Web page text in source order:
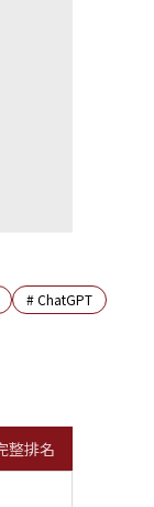
#ChatGPT
整排名